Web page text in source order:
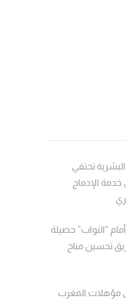
البشرية تحتفي
الإدماج
“النواب” حصيلة
تحسين مناخ
مؤهلات المغرب